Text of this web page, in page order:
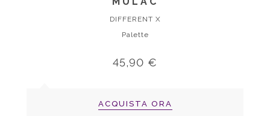
DIFFERENT X
Palette
45,90 €
ACQUISTA ORA